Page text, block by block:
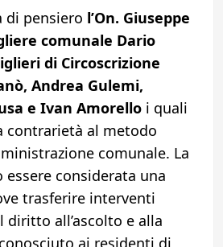
di pensiero l’On. Giuseppe
comunale Dario
di Circoscrizione
Andrea Gulemi,
e Ivan Amorello i quali
contrarietà al metodo
comunale. La
considerata una
trasferire interventi
all’ascolto e alla
ai residenti di